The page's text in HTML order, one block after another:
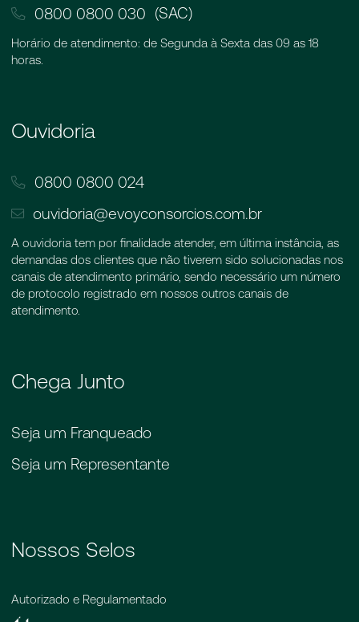
0800 0800 030 (SAC)
Horário de atendimento: de Segunda à Sexta das 09 as 18
horas.
Ouvidoria
0800 0800 024
ouvidoria@evoyconsorcios.com.br
A ouvidoria tem por finalidade atender, em última instância, as
demandas dos clientes que não tiverem sido solucionadas nos
canais de atendimento primário, sendo necessário um número
de protocolo registrado em nossos outros canais de
atendimento.
Chega Junto
Seja um Franqueado
Seja um Representante
Nossos Selos
Autorizado e Regulamentado